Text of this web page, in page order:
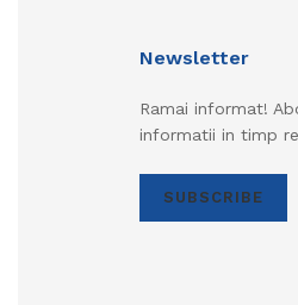
Newsletter
Ramai informat!
informatii in timp
SUBSCRIBE